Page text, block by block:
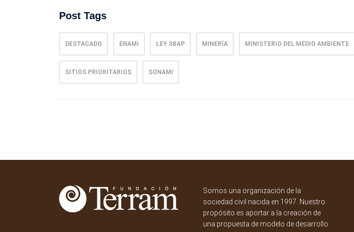
Post Tags
DESTACADO ENAMI LEY SBAP MINERÍA MINISTERIO DEL MEDIO AMBIENTE
SITIOS PRIORITARIOS SONAMI
Somos una organización de la
sociedad civil nacida en 1997. Nuestro
propósito es aportar a la creación de
una propuesta de modelo de desarrollo